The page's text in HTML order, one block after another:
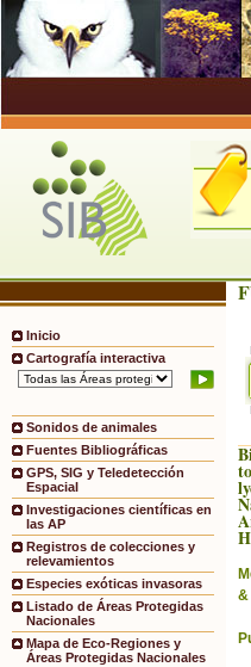
Inicio
Cartografía interactiva
Sonidos de animales
Fuentes Bibliográficas
GPS, SIG y Teledetección
Espacial
Investigaciones científicas en
las AP
Registros de colecciones y
relevamientos
Especies exóticas invasoras
Listado de Áreas Protegidas
Nacionales
Mapa de Eco-Regiones y
Áreas Protegidas Nacionales
&